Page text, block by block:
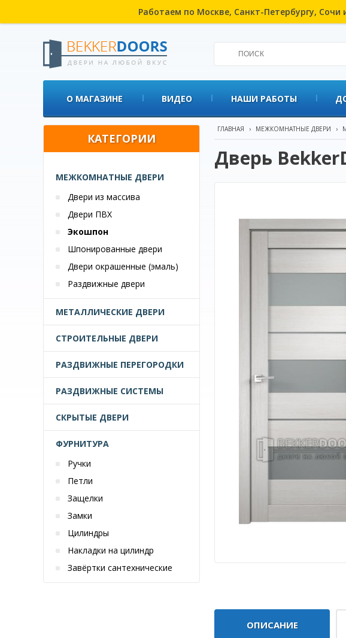
Работаем по Москве, Санкт-Петербургу,
О МАГАЗИНЕ ВИДЕО НАШИ РАБОТЫ
КАТЕГОРИИ
МЕЖКОМНАТНЫЕ ДВЕРИ
Двери из массива
Двери ПВХ
Экошпон
Шпонированные двери
Двери окрашенные (эмаль)
Раздвижные двери
МЕТАЛЛИЧЕСКИЕ ДВЕРИ
СТРОИТЕЛЬНЫЕ ДВЕРИ
РАЗДВИЖНЫЕ ПЕРЕГОРОДКИ
РАЗДВИЖНЫЕ СИСТЕМЫ
СКРЫТЫЕ ДВЕРИ
ФУРНИТУРА
Ручки
Петли
Защелки
Замки
Цилиндры
Накладки на цилиндр
Завёртки сантехнические
ГЛАВНАЯ › МЕЖКОМНАТНЫЕ ДВЕРИ ›
Дверь
ОПИСАНИЕ